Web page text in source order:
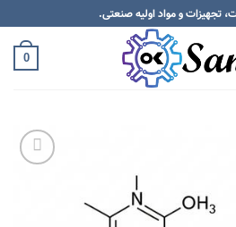
Skip
to
content
تجهیزات و مواد اولیه صنعتی.
0